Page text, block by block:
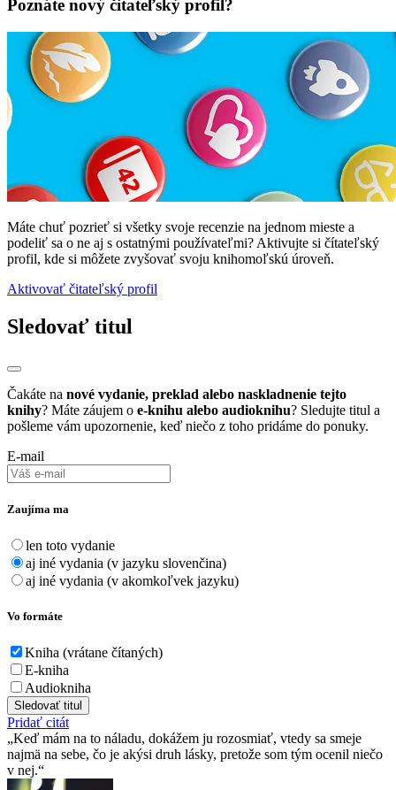
Poznáte nový čitateľský profil?
Máte chuť pozrieť si všetky svoje recenzie na jednom mieste a
podeliť sa o ne aj s ostatnými používateľmi? Aktivujte si čítateľský
profil, kde si môžete zvyšovať svoju knihomoľskú úroveň.
Aktivovať čitateľský profil
Sledovať titul
Čakáte na nové vydanie, preklad alebo naskladnenie tejto
knihy? Máte záujem o e-knihu alebo audioknihu? Sledujte titul a
pošleme vám upozornenie, keď niečo z toho pridáme do ponuky.
E-mail
Zaujíma ma
len toto vydanie
aj iné vydania (v jazyku slovenčina)
aj iné vydania (v akomkoľvek jazyku)
Vo formáte
Kniha (vrátane čítaných)
E-kniha
Audiokniha
Sledovať titul
Pridať citát
Keď mám na to náladu, dokážem ju rozosmiať, vtedy sa smeje
najmä na sebe, čo je akýsi druh lásky, pretože som tým ocenil niečo
v nej.